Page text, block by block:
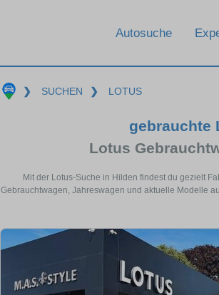
Autosuche
❯ SUCHEN ❯ LOTUS
gebrauchte
Lotus
Mit der Lotus-Suche in Hilden findest du gezielt
Gebrauchtwagen, Jahreswagen und aktuelle Modelle